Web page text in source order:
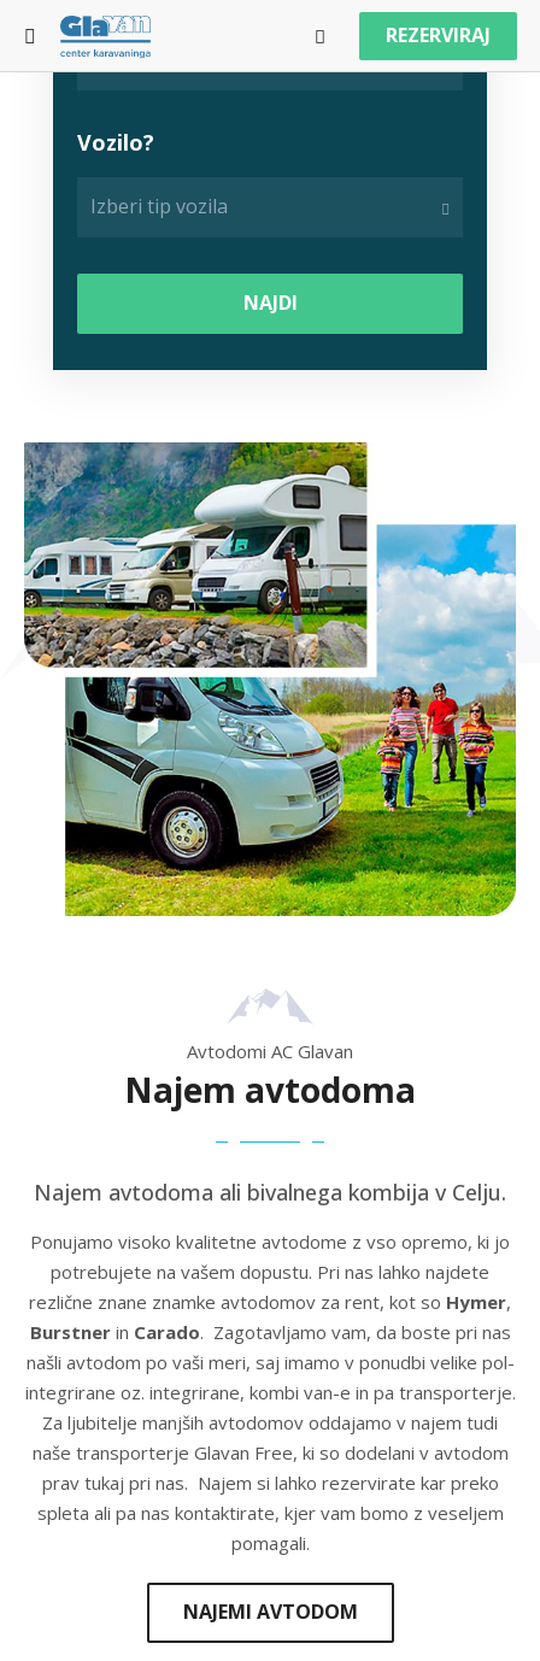
REZERVIRAJ
Vozilo?
Izberi tip vozila
NAJDI
Avtodomi AC Glavan
Najem avtodoma
Najem avtodoma ali bivalnega kombija v Celju.
Ponujamo visoko kvalitetne avtodome z vso opremo, ki jo
potrebujete na vašem dopustu. Pri nas lahko najdete
rezlične znane znamke avtodomov za rent, kot so Hymer,
Burstnerin Carado. Zagotavljamo vam, da boste pri nas
našli avtodom po vaši meri, saj imamo v ponudbi velike pol-
integrirane oz. integrirane, kombi van-e in pa transporterje.
Za ljubitelje manjših avtodomov oddajamo v najem tudi
naše transporterje Glavan Free, ki so dodelani v avtodom
prav tukaj pri nas. Najem si lahko rezervirate kar preko
spleta ali pa nas kontaktirate, kjer vam bomo z veseljem
pomagali.
NAJEMI AVTODOM